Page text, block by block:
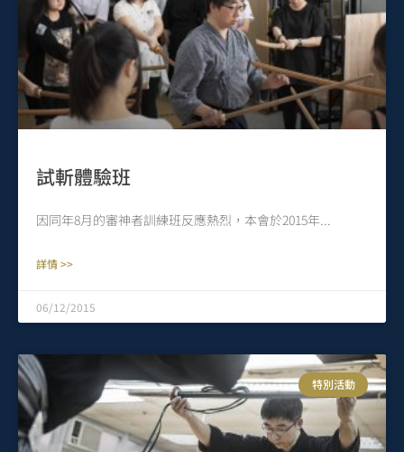
試斬體驗班
因同年8月的審神者訓練班反應熱烈，本會於2015年
詳情 >>
06/12/2015
特別活動